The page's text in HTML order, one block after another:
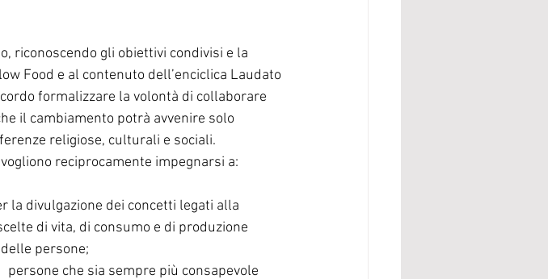
riconoscendo gli obiettivi condivisi e la
Food e al contenuto dell’enciclica Laudato
formalizzare la volontà di collaborare
il cambiamento potrà avvenire solo
religiose, culturali e sociali.
reciprocamente impegnarsi a:
la divulgazione dei concetti legati alla
di vita, di consumo e di produzione
persone;
che sia sempre più consapevole